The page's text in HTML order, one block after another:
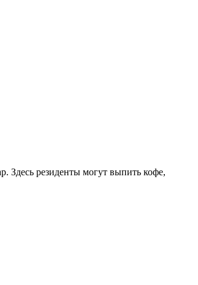
Здесь резиденты могут выпить кофе,